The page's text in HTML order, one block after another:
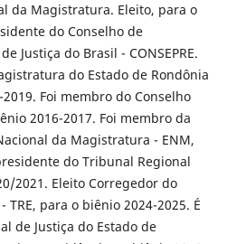
da Magistratura. Eleito, para o
do Conselho de
Justiça do Brasil - CONSEPRE.
do Estado de Rondônia
Foi membro do Conselho
2016-2017. Foi membro da
da Magistratura - ENM,
do Tribunal Regional
2021. Eleito Corregedor do
para o biênio 2024-2025. É
de Justiça do Estado de